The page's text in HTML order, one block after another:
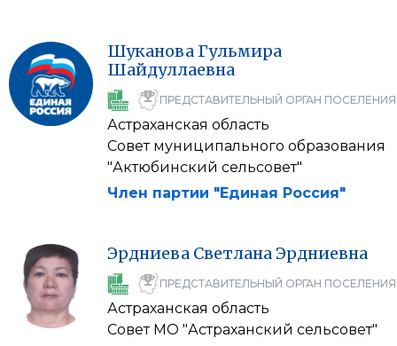
Шуканова Гульмира
Шайдуллаевна
ПРЕДСТАВИТЕЛЬНЫЙ ОРГАН ПОСЕЛЕНИЯ
Астраханская область
Совет муниципального образования
"Актюбинский сельсовет"
Член партии "Единая Россия"
Эрдниева Светлана Эрдниевна
ПРЕДСТАВИТЕЛЬНЫЙ ОРГАН ПОСЕЛЕНИЯ
Астраханская область
Совет МО "Астраханский сельсовет"